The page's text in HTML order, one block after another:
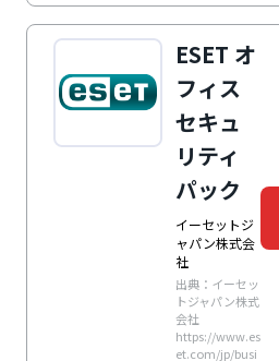
ESET オ
フィス
セキュ
リティ
パック
イーセットジ
ャパン株式会
社
出典：イーセッ
トジャパン株式
会社
https://www.es
et.com/jp/busi